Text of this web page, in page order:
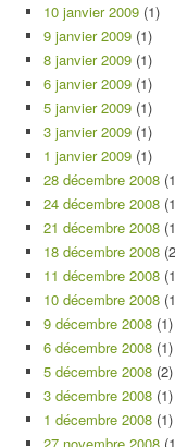
10 janvier 2009 (1)
9 janvier 2009 (1)
8 janvier 2009 (1)
6 janvier 2009 (1)
5 janvier 2009 (1)
3 janvier 2009 (1)
1 janvier 2009 (1)
28 décembre 2008
24 décembre 2008
21 décembre 2008
18 décembre 2008
11 décembre 2008
10 décembre 2008
9 décembre 2008 (1)
6 décembre 2008 (1)
5 décembre 2008 (2)
3 décembre 2008 (1)
1 décembre 2008 (1)